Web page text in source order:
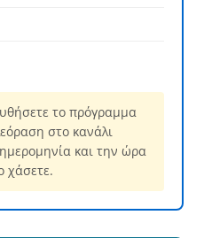
το πρόγραμμα
στο κανάλι
και την ώρα
χάσετε.